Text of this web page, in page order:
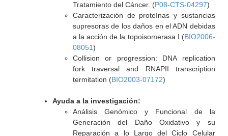
Tratamiento del Cáncer. (P08-CTS-04297)
Caracterización de proteínas y sustancias
supresoras de los daños en el ADN debidas
a la acción de la topoisomerasa I (BIO2006-
08051)
Collision or progression: DNA replication
fork traversal and RNAPII transcription
termitation (BIO2003-07172)
Ayuda a la investigación:
Análisis Genómico y Funcional de la
Generación del Daño Oxidativo y su
Reparación a lo Largo del Ciclo Celular